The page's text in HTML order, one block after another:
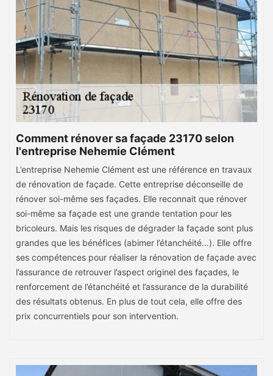
Comment rénover sa façade 23170 selon
l'entreprise Nehemie Clément
L’entreprise Nehemie Clément est une référence en travaux
de rénovation de façade. Cette entreprise déconseille de
rénover soi-même ses façades. Elle reconnait que rénover
soi-même sa façade est une grande tentation pour les
bricoleurs. Mais les risques de dégrader la façade sont plus
grandes que les bénéfices (abimer l’étanchéité…). Elle offre
ses compétences pour réaliser la rénovation de façade avec
l’assurance de retrouver l’aspect originel des façades, le
renforcement de l’étanchéité et l’assurance de la durabilité
des résultats obtenus. En plus de tout cela, elle offre des
prix concurrentiels pour son intervention.